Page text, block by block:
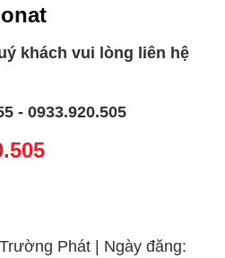
khách vui lòng liên hệ
- 0933.920.505
Phát | Ngày đăng: